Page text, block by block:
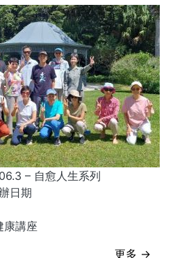
– 自愈人生系列
日期
講座
更多 →